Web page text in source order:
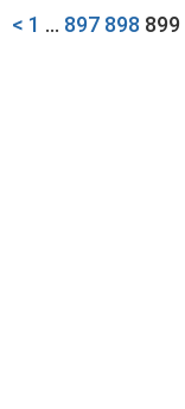
< 1 … 897 898 899